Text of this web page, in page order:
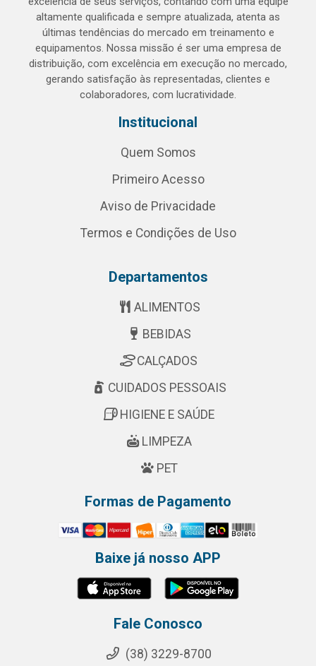
altamente qualificada e sempre atualizada, atenta as
últimas tendências do mercado em treinamento e
equipamentos. Nossa missão é ser uma empresa de
distribuição, com excelência em execução no mercado,
gerando satisfação às representadas, clientes e
colaboradores, com lucratividade.
Institucional
Quem Somos
Primeiro Acesso
Aviso de Privacidade
Termos e Condições de Uso
Departamentos
ALIMENTOS
BEBIDAS
CALÇADOS
CUIDADOS PESSOAIS
HIGIENE E SAÚDE
LIMPEZA
PET
Formas de Pagamento
Baixe já nosso APP
Fale Conosco
(38) 3229-8700